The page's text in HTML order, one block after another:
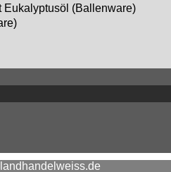
Eukalyptusöl (Ballenware)